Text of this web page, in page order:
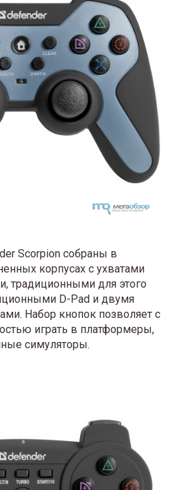
Scorpion собраны в
корпусах с ухватами
традиционными для этого
D-Pad и двумя
Набор кнопок позволяет с
играть в платформеры,
симуляторы.